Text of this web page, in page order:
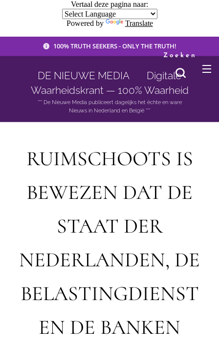
Vertaal deze pagina naar:
Powered by Translate
100% TRUTH SEEKERS - ONLY THE TRUTH!
DE NIEUWE MEDIA 🟣 Digitale
Waarheidskrant — 100% Waarheid
*** De Nieuwe Media publiceert dagelijks het èchte en ware
Nieuws in Nederland en België ***
Zoeken
RUIMSCHOOTS IS
BEWEZEN DAT DE
STAAT DER
NEDERLANDEN, DE
BELASTINGDIENST
EN DE BANKEN